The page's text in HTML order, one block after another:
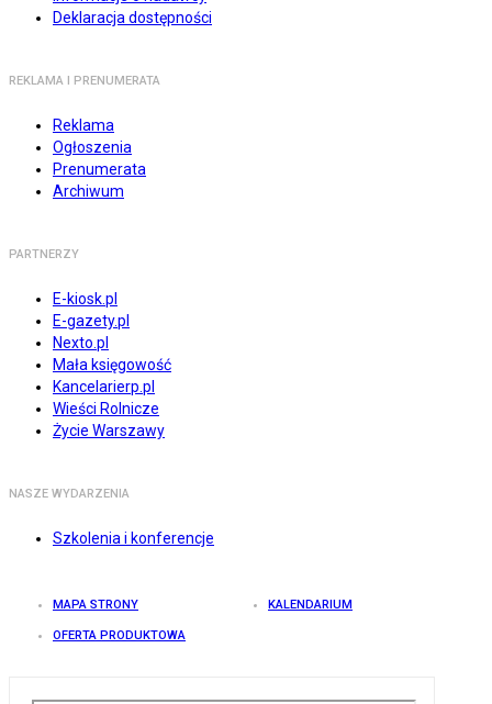
Deklaracja dostępności
REKLAMA I PRENUMERATA
Reklama
Ogłoszenia
Prenumerata
Archiwum
PARTNERZY
E-kiosk.pl
E-gazety.pl
Nexto.pl
Mała księgowość
Kancelarierp.pl
Wieści Rolnicze
Życie Warszawy
NASZE WYDARZENIA
Szkolenia i konferencje
MAPA STRONY KALENDARIUM
OFERTA PRODUKTOWA